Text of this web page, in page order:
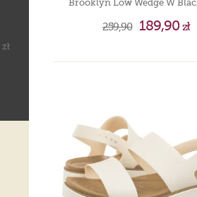
zł
259,90 189,90zł